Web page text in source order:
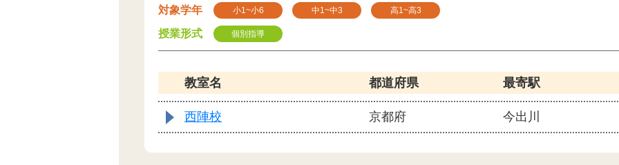
対象学年 小1~小6 中1~中3 高1~高3
授業形式 個別指導
教室名 都道府県 最寄駅
西陣校 京都府 今出川